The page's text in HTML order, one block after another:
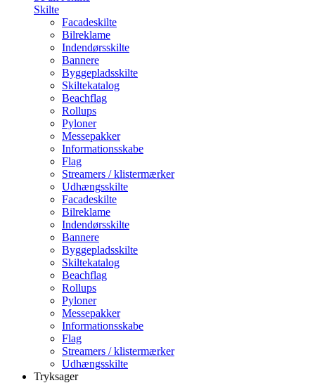
Skilte
Facadeskilte
Bilreklame
Indendørsskilte
Bannere
Byggepladsskilte
Skiltekatalog
Beachflag
Rollups
Pyloner
Messepakker
Informationsskabe
Flag
Streamers / klistermærker
Udhængsskilte
Facadeskilte
Bilreklame
Indendørsskilte
Bannere
Byggepladsskilte
Skiltekatalog
Beachflag
Rollups
Pyloner
Messepakker
Informationsskabe
Flag
Streamers / klistermærker
Udhængsskilte
Tryksager